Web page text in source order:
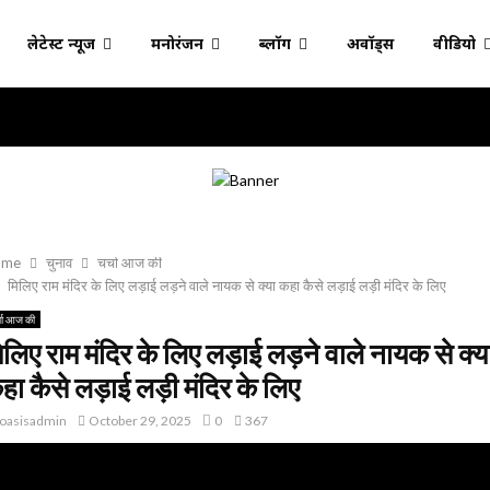
लेटेस्ट न्यूज मनोरंजन ब्लॉग अवॉर्ड्स वीडियो
चुनाव
चर्चा आज की
मिलिए राम मंदिर के लिए लड़ाई लड़ने वाले नायक से क्या कहा कैसे लड़ाई लड़ी मंदिर के लिए
आज की
राम मंदिर के लिए लड़ाई लड़ने वाले नायक से
कैसे लड़ाई लड़ी मंदिर के लिए
October 29, 2025 0 367